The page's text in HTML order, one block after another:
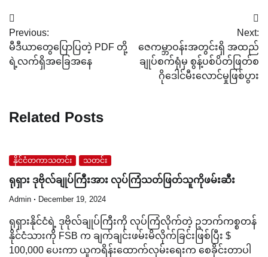
Post
navigation
Previous:
မီဒီယာတွေပြောပြတဲ့ PDF တို့
ရဲ့လက်ရှိအခြေအနေ
Next:
ဇေကမ္ဘာဝန်းအတွင်းရှိ အထည်
ချုပ်စက်ရုံမှ စွန့်ပစ်ပိတ်ဖြတ်စ
ဂိုဒေါင်မီးလောင်မှုဖြစ်ပွား
Related Posts
နိုင်ငံတကာသတင်း သတင်း
ရုရှား ဒုဗိုလ်ချုပ်ကြီးအား လုပ်ကြံသတ်ဖြတ်သူကိုဖမ်းဆီး
Admin December 19, 2024
ရုရှားနိုင်ငံရဲ့ ဒုဗိုလ်ချုပ်ကြီးကို လုပ်ကြံလိုက်တဲ့ ဥဘက်ကစ္စတန်
နိုင်ငံသားကို FSB က ချက်ချင်းဖမ်းမိလိုက်ခြင်းဖြစ်ပြီး $
100,000 ပေးကာ ယူကရိန်းထောက်လှမ်းရေးက စေခိုင်းတာပါ